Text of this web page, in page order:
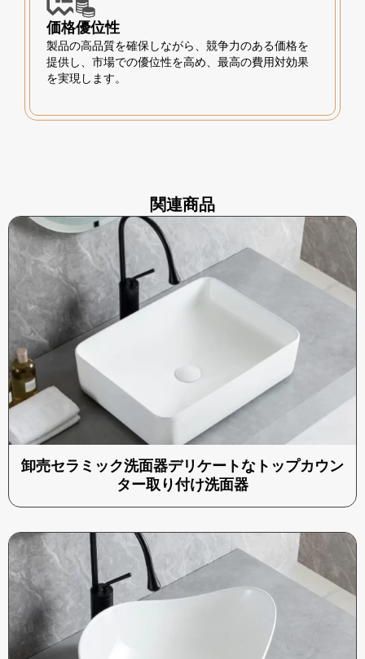
価格優位性
製品の高品質を確保しながら、競争力のある価格を
提供し、市場での優位性を高め、最高の費用対効果
を実現します。
関連商品
卸売セラミック洗面器デリケートなトップカウン
ター取り付け洗面器